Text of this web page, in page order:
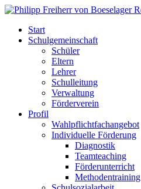
Start
Schulgemeinschaft
Schüler
Eltern
Lehrer
Schulleitung
Verwaltung
Förderverein
Profil
Wahlpflichtfachangebot
Individuelle Förderung
Diagnostik
Teamteaching
Förderunterricht
Methodentraining